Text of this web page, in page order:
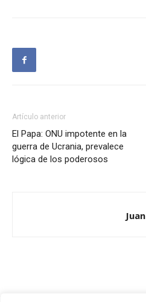
Artículo anterior
El Papa: ONU impotente en la
guerra de Ucrania, prevalece
lógica de los poderosos
Juan